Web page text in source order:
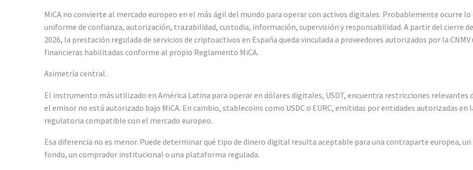
MiCA no convierte al mercado europeo en el más ágil del mundo para operar con activos digitales. Probablemente ocurre
uniforme de confianza, autorización, trazabilidad, custodia, información, supervisión y responsabilidad. A partir del cierre
2026, la prestación regulada de servicios de criptoactivos en España queda vinculada a proveedores autorizados por la
financieras habilitadas conforme al propio Reglamento MiCA.
Asimetría central.
El instrumento más utilizado en América Latina para operar en dólares digitales, USDT, encuentra restricciones
el emisor no está autorizado bajo MiCA. En cambio, stablecoins como USDC o EURC, emitidas por entidades autorizadas
regulatoria compatible con el mercado europeo.
Esa diferencia no es menor. Puede determinar qué tipo de dinero digital resulta aceptable para una contraparte europea,
fondo, un comprador institucional o una plataforma regulada.